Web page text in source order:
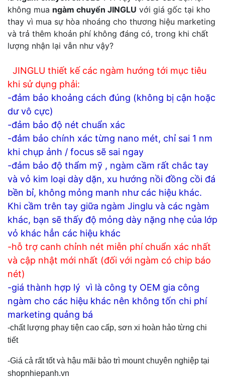
không mua ngàm chuyển JINGLU với giá gốc tại kho
thay vì mua sự hòa nhoáng cho thương hiệu marketing
và trả thêm khoản phí không đáng có, trong khi chất
lượng nhận lại vẫn như vậy?
JINGLU thiết kế các ngàm hướng tới mục tiêu
khi sử dụng phải:
-đảm bảo khoảng cách đúng (không bị cận hoặc
dư vô cực)
-đảm bảo độ nét chuẩn xác
-đảm bảo chính xác từng nano mét, chỉ sai 1 nm
khi chụp ảnh / focus sẽ sai ngay
-đảm bảo độ thẩm mỹ , ngàm cầm rất chắc tay
và vỏ kim loại dày dặn, xu hướng nồi đồng cồi đá
bền bỉ, không mỏng manh như các hiệu khác.
Khi cầm trên tay giữa ngàm Jinglu và các ngàm
khác, bạn sẽ thấy độ mỏng dày nặng nhẹ của lớp
vỏ khác hẳn các hiệu khác
-hỗ trợ canh chỉnh nét miễn phí chuẩn xác nhất
và cập nhật mới nhất (đối với ngàm có chip báo
nét)
-giá thành hợp lý vì là công ty OEM gia công
ngàm cho các hiệu khác nên không tốn chi phí
marketing quảng bá
-chất lượng phay tiện cao cấp, sơn xi hoàn hảo từng chi
tiết
-Giá cả rất tốt và hậu mãi bảo trì mount chuyên nghiệp tại
shopnhiepanh.vn